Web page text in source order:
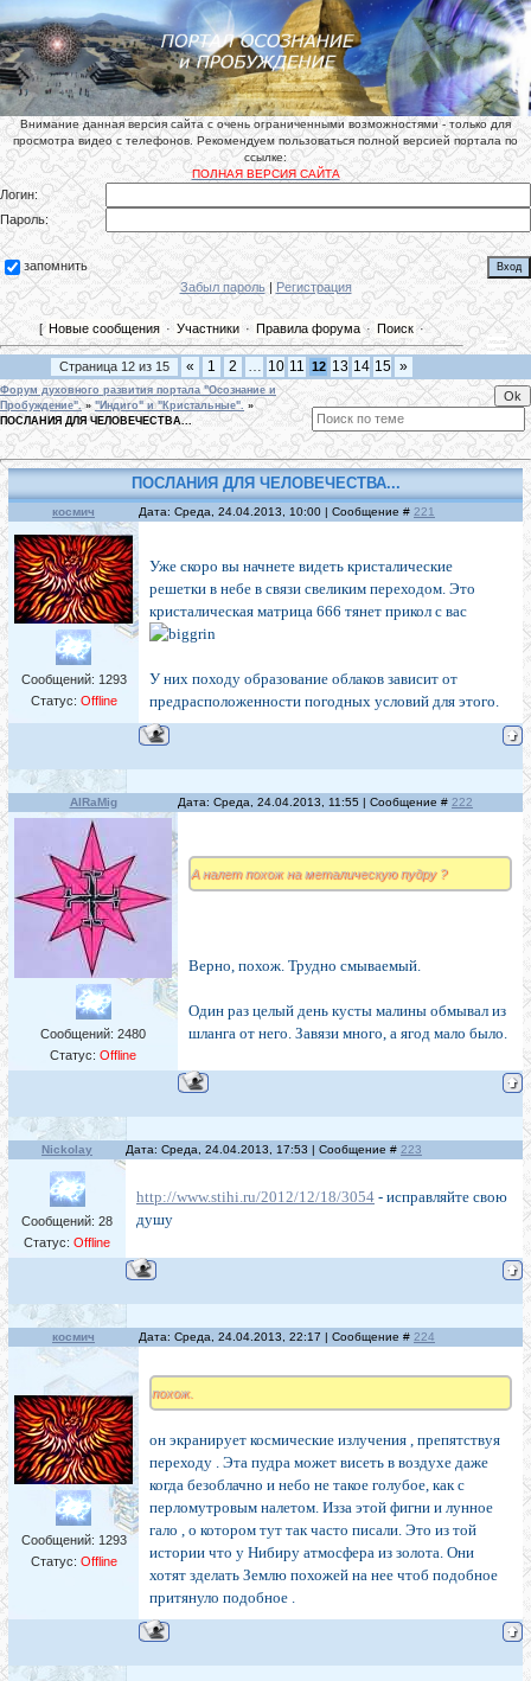
Внимание данная версия сайта с очень ограниченными возможностями - только для
просмотра видео с телефонов. Рекомендуем пользоваться полной версией портала по
ссылке:
ПОЛНАЯ ВЕРСИЯ САЙТА
Логин:
Пароль:
запомнить
Забыл пароль| Регистрация
[ Новые сообщения · Участники · Правила форума · Поиск·
Страница 12 из 15 « 1 2 … 10 11 12 13 14 15 »
Форум духовного развития портала "Осознание и
Пробуждение". » "Индиго" и "Кристальные". »
ПОСЛАНИЯ ДЛЯ ЧЕЛОВЕЧЕСТВА...
ПОСЛАНИЯ ДЛЯ ЧЕЛОВЕЧЕСТВА...
космич Дата: Среда, 24.04.2013, 10:00 | Сообщение # 221
Сообщений: 1293
Статус: Offline
Уже скоро вы начнете видеть кристалические
решетки в небе в связи свеликим переходом. Это
кристалическая матрица 666 тянет прикол с вас
У них походу образование облаков зависит от
предрасположенности погодных условий для этого.
AlRaMig Дата: Среда, 24.04.2013, 11:55 | Сообщение # 222
Сообщений: 2480
Статус: Offline
А налет похож на металическую пудру ?
Верно, похож. Трудно смываемый.
Один раз целый день кусты малины обмывал из
шланга от него. Завязи много, а ягод мало было.
Nickolay Дата: Среда, 24.04.2013, 17:53 | Сообщение # 223
Сообщений: 28
Статус: Offline
http://www.stihi.ru/2012/12/18/3054 - исправляйте свою
душу
космич Дата: Среда, 24.04.2013, 22:17 | Сообщение # 224
Сообщений: 1293
Статус: Offline
похож.
он экранирует космические излучения , препятствуя
переходу . Эта пудра может висеть в воздухе даже
когда безоблачно и небо не такое голубое, как с
перломутровым налетом. Изза этой фигни и лунное
гало , о котором тут так часто писали. Это из той
истории что у Нибиру атмосфера из золота. Они
хотят зделать Землю похожей на нее чтоб подобное
притянуло подобное .